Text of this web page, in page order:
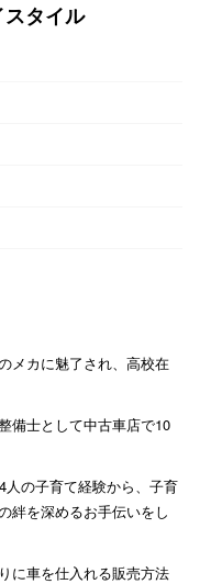
タイル
メカに魅了され、高校在
備士として中古車店で10
の子育て経験から、子育
絆を深めるお手伝いをし
に車を仕入れる販売方法